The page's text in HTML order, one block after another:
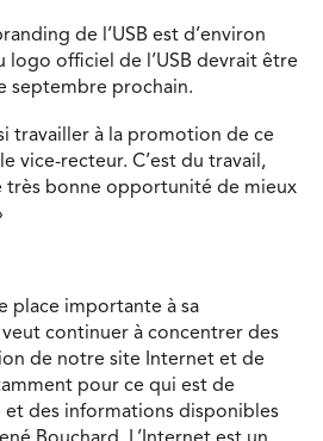
de l’USB est d’environ
logo officiel de l’USB devrait être
septembre prochain.
travailler à la promotion de ce
vice-recteur. C’est du travail,
très bonne opportunité de mieux
place importante à sa
continuer à concentrer des
de notre site Internet et de
pour ce qui est de
et des informations disponibles